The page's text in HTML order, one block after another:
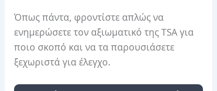
Όπως πάντα, φροντίστε απλώς να
ενημερώσετε τον αξιωματικό της TSA για
ποιο σκοπό και να τα παρουσιάσετε
ξεχωριστά για έλεγχο.